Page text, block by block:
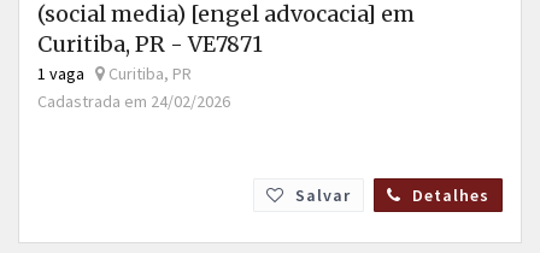
(social media) [engel advocacia] em
Curitiba, PR - VE7871
1 vaga
Curitiba, PR
Cadastrada em 24/02/2026
Salvar Detalhes